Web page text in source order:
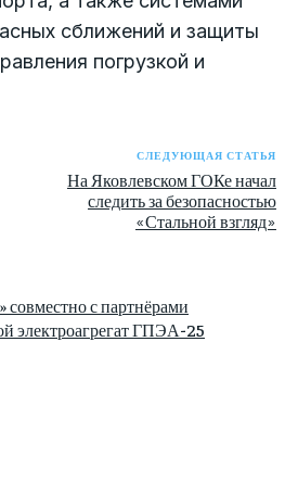
сближений и защиты
погрузкой и
СЛЕДУЮЩАЯ СТАТЬЯ
На Яковлевском ГОКе начал
следить за безопасностью
«Стальной взгляд»
совместно с партнёрами
электроагрегат ГПЭА-25